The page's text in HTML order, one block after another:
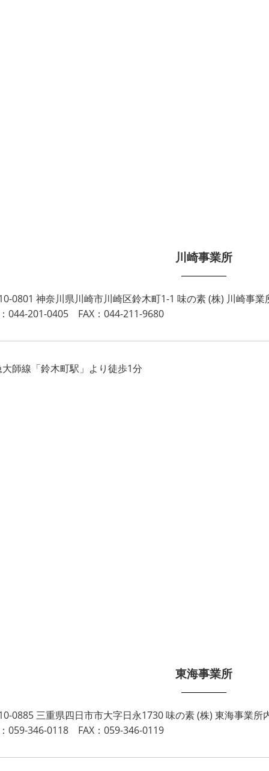
川崎事業所
0801 神奈川県川崎市川崎区鈴木町1-1 味の素 (株) 川崎事業
044-201-0405 FAX：044-211-9680
師線「鈴木町駅」より徒歩1分
東海事業所
0885 三重県四日市市大字日永1730 味の素 (株) 東海事業所
059-346-0118 FAX：059-346-0119